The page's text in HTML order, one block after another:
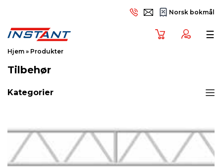
Norsk bokmål
☰
Hjem » Produkter
Tilbehør
Kategorier